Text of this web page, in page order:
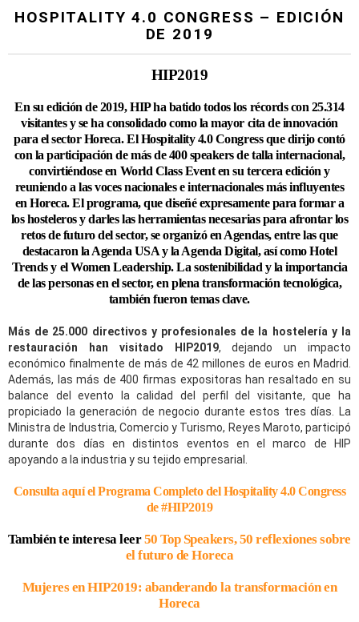
HOSPITALITY 4.0 CONGRESS – EDICIÓN
DE 2019
HIP2019
En su edición de 2019, HIP ha batido todos los récords con 25.314
visitantes y se ha consolidado como la mayor cita de innovación
para el sector Horeca. El Hospitality 4.0 Congress que dirijo contó
con la participación de más de 400 speakers de talla internacional,
convirtiéndose en World Class Event en su tercera edición y
reuniendo a las voces nacionales e internacionales más influyentes
en Horeca. El programa, que diseñé expresamente para formar a
los hosteleros y darles las herramientas necesarias para afrontar los
retos de futuro del sector, se organizó en Agendas, entre las que
destacaron la Agenda USA y la Agenda Digital, así como Hotel
Trends y el Women Leadership. La sostenibilidad y la importancia
de las personas en el sector, en plena transformación tecnológica,
también fueron temas clave.
Más de 25.000 directivos y profesionales de la hostelería y la
restauración han visitado HIP2019, dejando un impacto
económico finalmente de más de 42 millones de euros en Madrid.
Además, las más de 400 firmas expositoras han resaltado en su
balance del evento la calidad del perfil del visitante, que ha
propiciado la generación de negocio durante estos tres días. La
Ministra de Industria, Comercio y Turismo, Reyes Maroto, participó
durante dos días en distintos eventos en el marco de HIP
apoyando a la industria y su tejido empresarial.
Consulta aquí el Programa Completo del Hospitality 4.0 Congress
de #HIP2019
También te interesa leer50 Top Speakers, 50 reflexiones sobre
el futuro de Horeca
Mujeres en HIP2019: abanderando la transformación en
Horeca